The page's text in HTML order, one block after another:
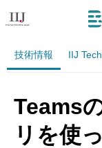
技術情報 IIJ
Teams
リを使